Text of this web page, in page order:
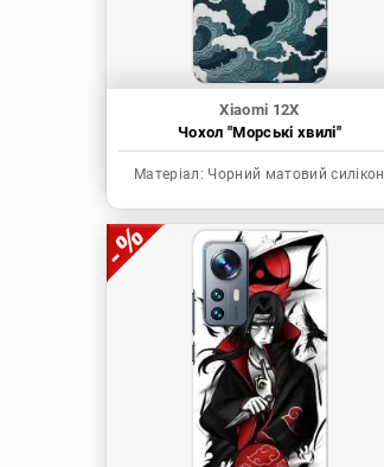
Xiaomi 12X
Чохол "Морські хвилі"
Матеріал: Чорний матовий силікон